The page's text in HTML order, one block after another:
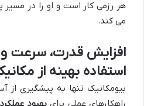
هر رزمی کار است و او را در
می کند.
افزایش قدرت، سرعت
استفاده بهینه از
بیومکانیک تنها به پیشگیری از
راهکارهای عملی برای بهبود